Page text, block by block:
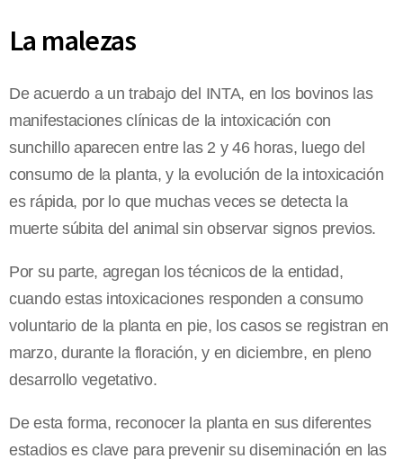
La malezas
De acuerdo a un trabajo del INTA, en los bovinos las
manifestaciones clínicas de la intoxicación con
sunchillo aparecen entre las 2 y 46 horas, luego del
consumo de la planta, y la evolución de la intoxicación
es rápida, por lo que muchas veces se detecta la
muerte súbita del animal sin observar signos previos.
Por su parte, agregan los técnicos de la entidad,
cuando estas intoxicaciones responden a consumo
voluntario de la planta en pie, los casos se registran en
marzo, durante la floración, y en diciembre, en pleno
desarrollo vegetativo.
De esta forma, reconocer la planta en sus diferentes
estadios es clave para prevenir su diseminación en las